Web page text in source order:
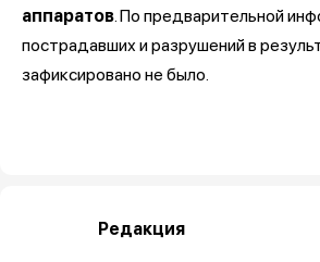
аппаратов. По предварительной
пострадавших и разрушений в
зафиксировано не было.
Редакция